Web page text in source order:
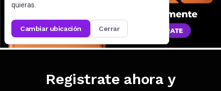
quieras.
cambiar ubicación cerrar
Registrate ahora y